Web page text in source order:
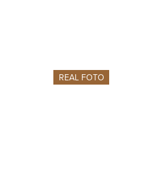
REAL FOTO